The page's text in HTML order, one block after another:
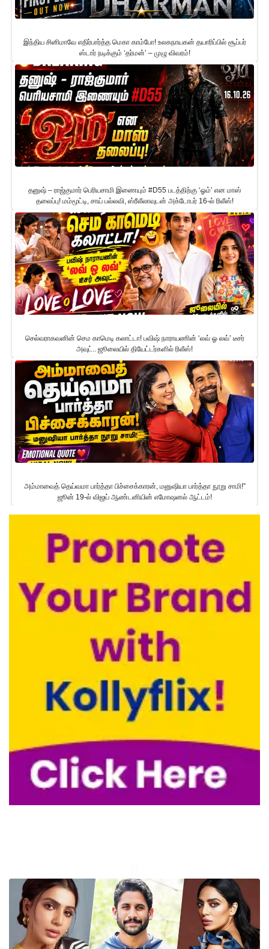
இந்திய சினிமாவே எதிர்பார்த்த மெகா காம்போ! உலகநாயகன் தயாரிப்பில் சூப்பர்
ஸ்டார் நடிக்கும் ‘தர்மன்’ – முழு விவரம்!
தனுஷ் – ராஜ்குமார் பெரியசாமி இணையும் #D55 படத்திற்கு ‘ஓம்’ என மாஸ்
தலைப்பு! மம்மூட்டி, சாய் பல்லவி, ஸ்ரீலீலாவுடன் அக்டோபர் 16-ல் ரிலீஸ்!
செல்வராகவனின் செம காமெடி கலாட்டா! பவிஷ் நாராயணின் ‘லவ் ஓ லவ்’ டீசர்
அவுட்.. ஜூலையில் தியேட்டர்களில் ரிலீஸ்!
அம்மாவைத் தெய்வமா பார்த்தா பிச்சைக்காரன், மனுஷியா பார்த்தா நூறு சாமி!”
ஜூன் 19-ல் விஜய் ஆண்டனியின் எமோஷனல் ஆட்டம்!